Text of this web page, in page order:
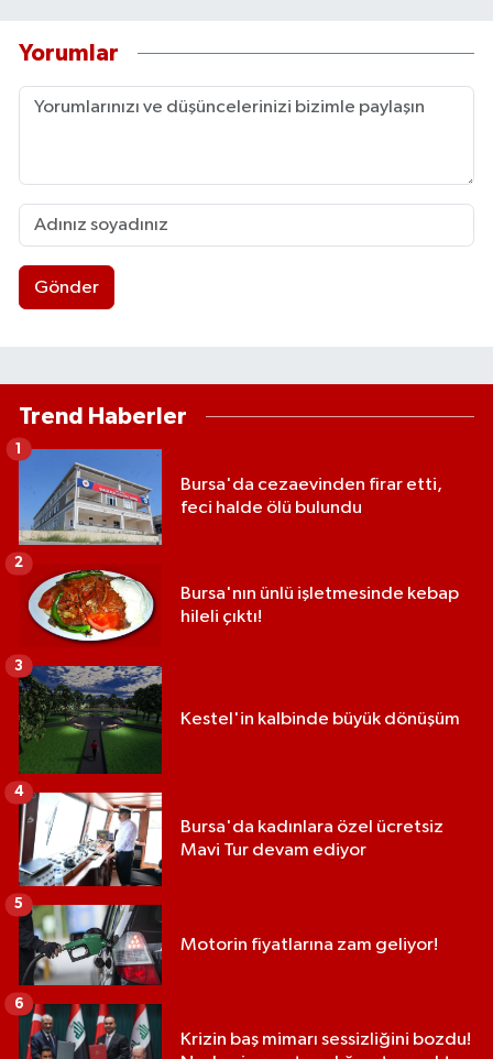
Yorumlar
Gönder
Trend Haberler
Bursa'da cezaevinden firar etti,
feci halde ölü bulundu
1
Bursa'nın ünlü işletmesinde kebap
hileli çıktı!
2
Kestel'in kalbinde büyük dönüşüm
3
Bursa'da kadınlara özel ücretsiz
Mavi Tur devam ediyor
4
Motorin fiyatlarına zam geliyor!
5
Krizin baş mimarı sessizliğini bozdu!
6